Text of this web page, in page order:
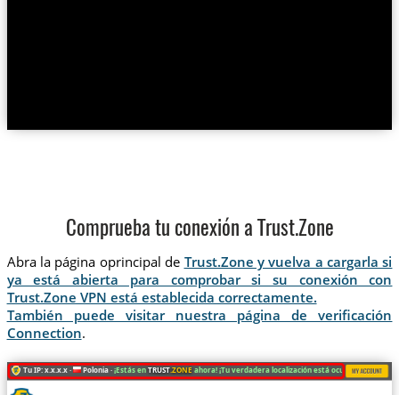
Comprueba tu conexión a Trust.Zone
Abra la página oprincipal de Trust.Zone y vuelva a cargarla si
ya está abierta para comprobar si su conexión con
Trust.Zone VPN está establecida correctamente.
También puede visitar nuestra página de verificación
Connection.
Tu IP: x.x.x.x · Polonia ·¡Estás enTRUST.ZONE ahora! ¡Tu verdadera localización está oculta!